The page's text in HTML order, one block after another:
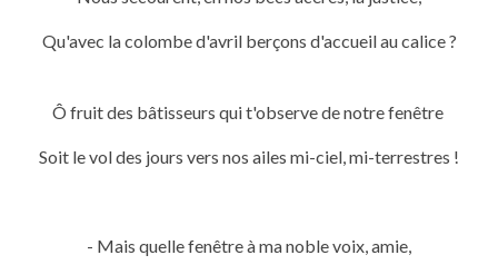
Qu'avec la colombe d'avril berçons d'accueil au calice ?
Ô fruit des bâtisseurs qui t'observe de notre fenêtre
Soit le vol des jours vers nos ailes mi-ciel, mi-terrestres !
- Mais quelle fenêtre à ma noble voix, amie,